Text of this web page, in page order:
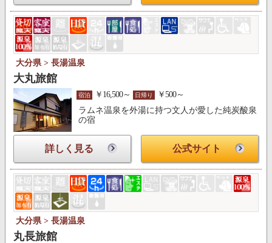
大分県 > 長湯温泉
大丸旅館
宿泊 ￥16,500～ 日帰り
￥500～
ラムネ温泉を外湯に持つ文人が愛した純炭酸泉
の宿
詳しく見る 公式サイト
大分県 > 長湯温泉
丸長旅館